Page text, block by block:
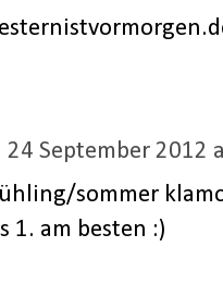
24 September 2012
sommer
1. am besten :)